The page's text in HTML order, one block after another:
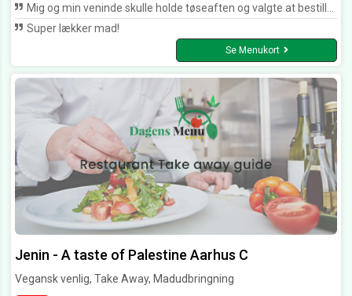
Mig og min veninde skulle holde tøseaften og valgte at bestille sushi. Vi bestilte en påske party menu med 70 stk samt tangsalat og edemamebønner. Vi får et opkald lidt senere på aftenen da der var problemer med riskogeren og derfor ville de informere det blev en halv time forsinket. Vi kommer og afhenter maden med super god service og havde fået en ekstra tangsalat med gratis pga forsinkelsen. Den unge dreng er super dygtig og god til at give kunderne en dejlig oplevelse hver eneste gang man bestiller hos fu. Maden var som altid velforberedt og smagte utrolig godt. Tak for denne gang, vi ses snart igen
Super lækker mad!
Se Menukort
Jenin - A taste of Palestine Aarhus C
Vegansk venlig, Take Away, Madudbringning